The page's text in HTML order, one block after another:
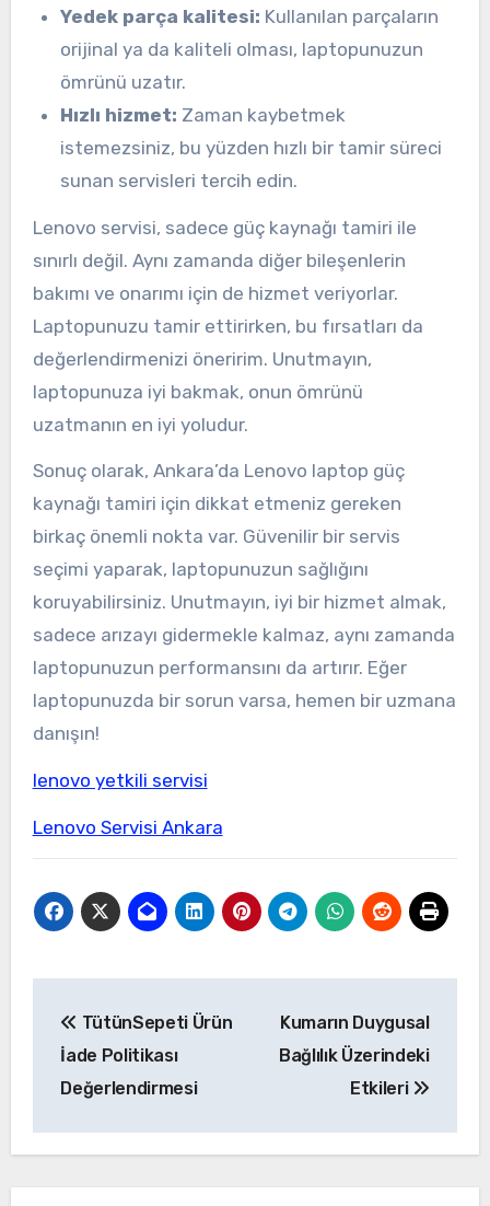
Yedek parça kalitesi: Kullanılan parçaların
orijinal ya da kaliteli olması, laptopunuzun
ömrünü uzatır.
Hızlı hizmet: Zaman kaybetmek
istemezsiniz, bu yüzden hızlı bir tamir süreci
sunan servisleri tercih edin.
Lenovo servisi, sadece güç kaynağı tamiri ile
sınırlı değil. Aynı zamanda diğer bileşenlerin
bakımı ve onarımı için de hizmet veriyorlar.
Laptopunuzu tamir ettirirken, bu fırsatları da
değerlendirmenizi öneririm. Unutmayın,
laptopunuza iyi bakmak, onun ömrünü
uzatmanın en iyi yoludur.
Sonuç olarak, Ankara’da Lenovo laptop güç
kaynağı tamiri için dikkat etmeniz gereken
birkaç önemli nokta var. Güvenilir bir servis
seçimi yaparak, laptopunuzun sağlığını
koruyabilirsiniz. Unutmayın, iyi bir hizmet almak,
sadece arızayı gidermekle kalmaz, aynı zamanda
laptopunuzun performansını da artırır. Eğer
laptopunuzda bir sorun varsa, hemen bir uzmana
danışın!
lenovo yetkili servisi
Lenovo Servisi Ankara
gezinmesi
TütünSepeti Ürün
İade Politikası
Değerlendirmesi
Kumarın Duygusal
Bağlılık Üzerindeki
Etkileri